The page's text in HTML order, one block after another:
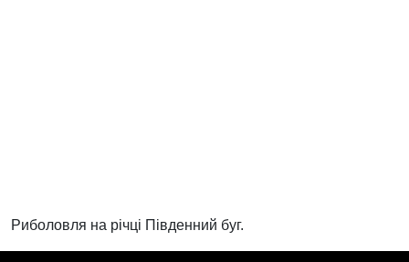
Риболовля на річці Південний буг.